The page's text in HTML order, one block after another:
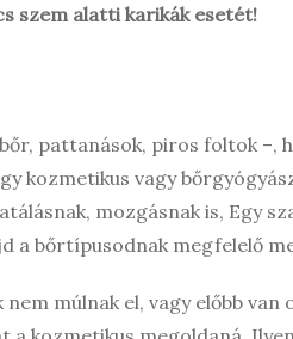
szem alatti karikák esetét!
pattanások, piros foltok –,
kozmetikus vagy
mozgásnak is, Egy
a bőrtípusodnak megfelelő
múlnak el, vagy előbb van